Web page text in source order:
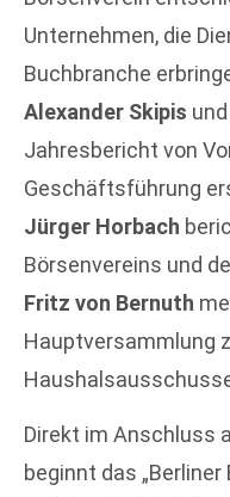
Unternehmen, die
Buchbranche
Alexander Skipis
Jahresbericht von
Geschäftsführung
Jürger Horbach
Börsenvereins und
Fritz von Bernuth
Hauptversammlung
Direkt im Anschluss
beginnt das